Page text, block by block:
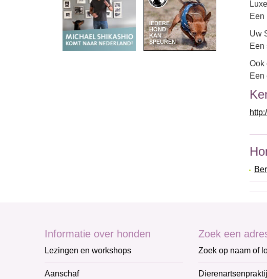
Een
Uw
Een
Ook
Een
Informatie over honden
Lezingen en workshops
Aanschaf
Zoek een
Zoek op naam of